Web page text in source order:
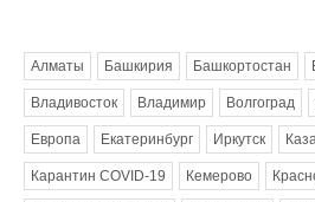
Алматы Башкирия Башкортостан
Владивосток Владимир Волгоград
Европа Екатеринбург Иркутск
Карантин COVID-19 Кемерово